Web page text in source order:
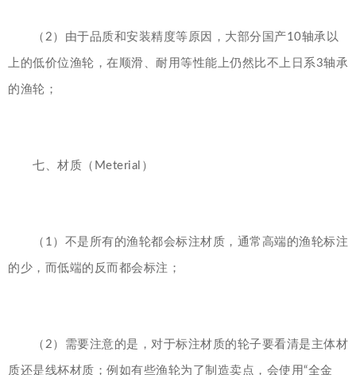
（2）由于品质和安装精度等原因，大部分国产10轴承以
上的低价位渔轮，在顺滑、耐用等性能上仍然比不上日系3轴承
的渔轮；
七、材质（Meterial）
（1）不是所有的渔轮都会标注材质，通常高端的渔轮标注
的少，而低端的反而都会标注；
（2）需要注意的是，对于标注材质的轮子要看清是主体材
质还是线杯材质；例如有些渔轮为了制造卖点，会使用“全金